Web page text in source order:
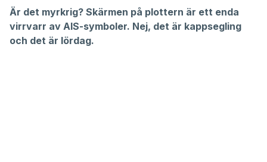
Är det myrkrig? Skärmen på plottern är ett enda
virrvarr av AIS-symboler. Nej, det är kappsegling
och det är lördag.